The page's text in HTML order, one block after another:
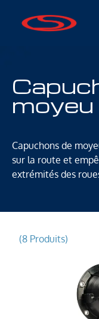
moyeu
Capuchons de
sur la route et
extrémités des
(8 Produits)